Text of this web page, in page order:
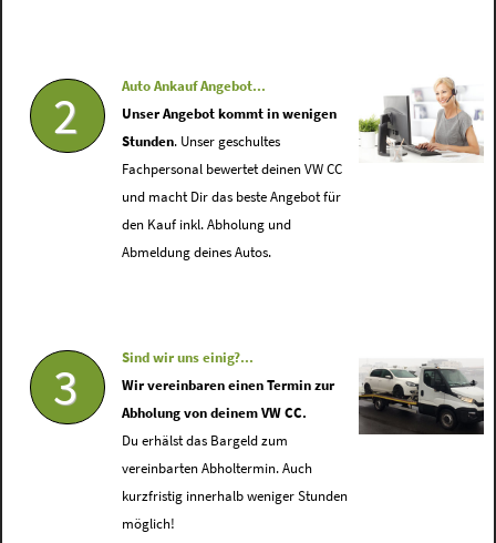
2
Auto Ankauf Angebot...
Unser Angebot kommt in wenigen
Stunden. Unser geschultes
Fachpersonal bewertet deinen VW CC
und macht Dir das beste Angebot für
den Kauf inkl. Abholung und
Abmeldung deines Autos.
3
Sind wir uns einig?...
Wir vereinbaren einen Termin zur
Abholung von deinem VW CC.
Du erhälst das Bargeld zum
vereinbarten Abholtermin. Auch
kurzfristig innerhalb weniger Stunden
möglich!